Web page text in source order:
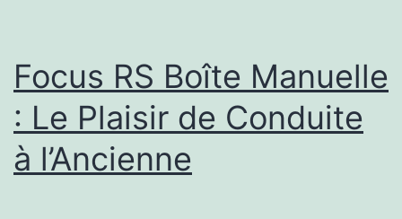
Focus RS Boîte Manuelle
: Le Plaisir de Conduite
à l’Ancienne